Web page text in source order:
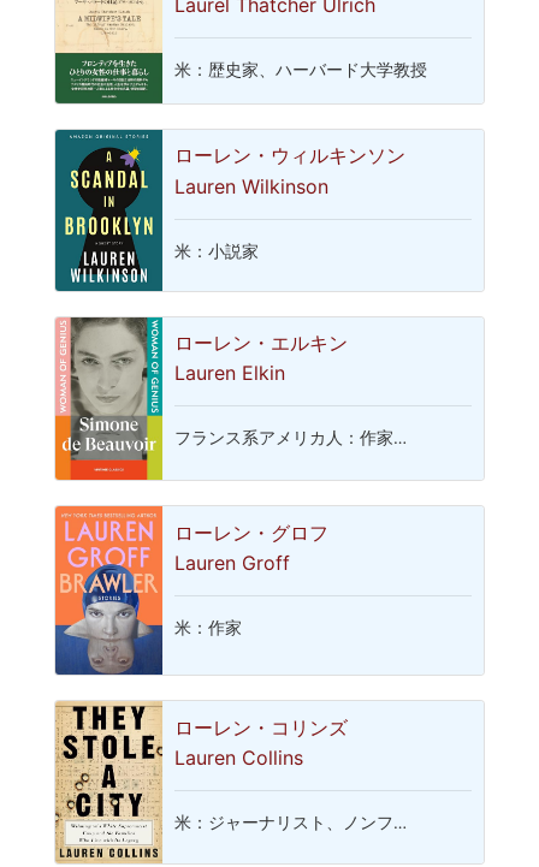
米：歴史家、ハーバード大学教授
ローレン・ウィルキンソン
Lauren Wilkinson
米：小説家
ローレン・エルキン
Lauren Elkin
フランス系アメリカ人：作家…
ローレン・グロフ
Lauren Groff
米：作家
ローレン・コリンズ
Lauren Collins
米：ジャーナリスト、ノンフ…